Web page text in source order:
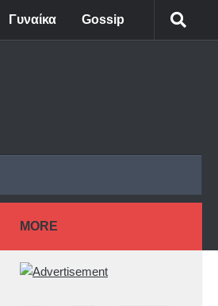
Γυναίκα Gossip
MORE